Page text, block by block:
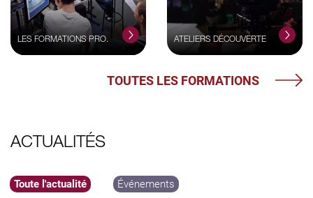
LES FORMATIONS PRO. ATELIERS DÉCOUVERTE
TOUTES LES FORMATIONS
ACTUALITÉS
Toute l'actualité Événements